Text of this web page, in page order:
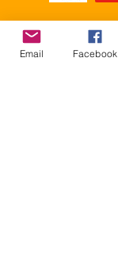
Email Facebook